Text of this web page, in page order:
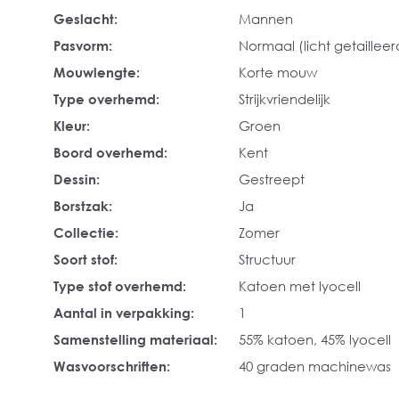
Geslacht:
Mannen
Pasvorm:
Normaal (licht
Mouwlengte:
Korte mouw
Type overhemd:
Strijkvriendelijk
Kleur:
Groen
Boord overhemd:
Kent
Dessin:
Gestreept
Borstzak:
Ja
Collectie:
Zomer
Soort stof:
Structuur
Type stof overhemd:
Katoen met lyocell
Aantal in verpakking:
1
Samenstelling materiaal:
55% katoen, 45% lyocell
Wasvoorschriften:
40 graden machinewas